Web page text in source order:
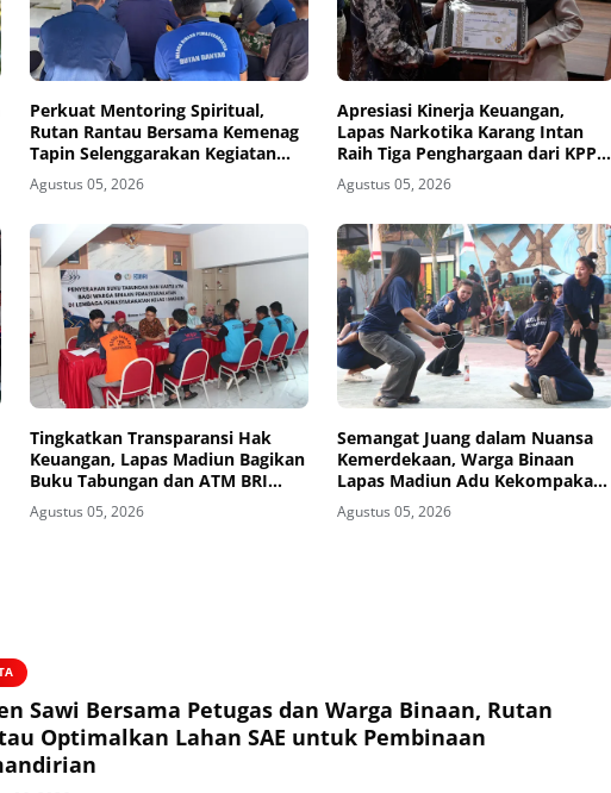
Perkuat Mentoring Spiritual,
Rutan Rantau Bersama Kemenag
Tapin Selenggarakan Kegiatan
Tausyiah
Agustus 05, 2026
Apresiasi Kinerja Keuangan,
Lapas Narkotika Karang Intan
Raih Tiga Penghargaan dari KPPN
Banjarmasin
Agustus 05, 2026
Tingkatkan Transparansi Hak
Keuangan, Lapas Madiun Bagikan
Buku Tabungan dan ATM BRI
kepada Warga Binaan
Agustus 05, 2026
Semangat Juang dalam Nuansa
Kemerdekaan, Warga Binaan
Lapas Madiun Adu Kekompakan
dalam Lomba Estafet Tepung dan
Paku dalam Botol
Agustus 05, 2026
Sawi Bersama Petugas dan Warga Binaan, Rutan
Optimalkan Lahan SAE untuk Pembinaan